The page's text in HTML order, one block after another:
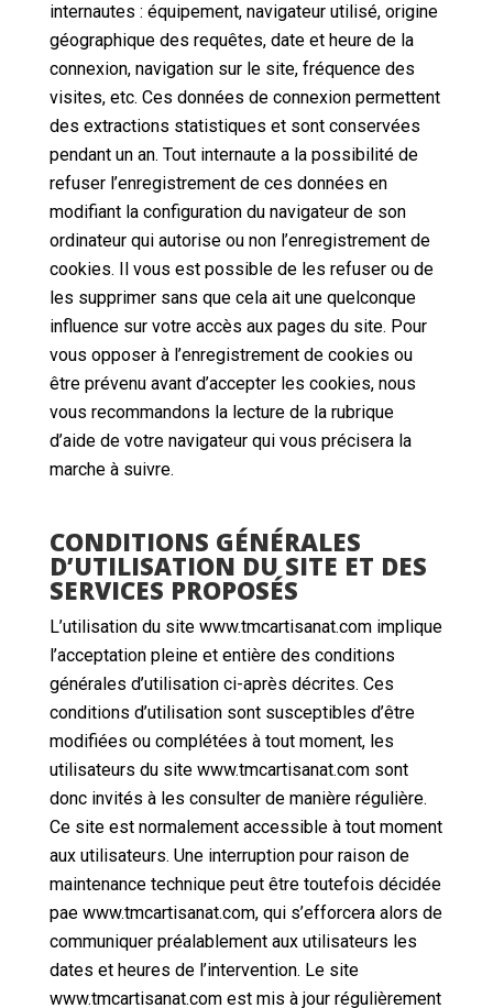
internautes : équipement, navigateur utilisé, origine
géographique des requêtes, date et heure de la
connexion, navigation sur le site, fréquence des
visites, etc. Ces données de connexion permettent
des extractions statistiques et sont conservées
pendant un an. Tout internaute a la possibilité de
refuser l’enregistrement de ces données en
modifiant la configuration du navigateur de son
ordinateur qui autorise ou non l’enregistrement de
cookies. Il vous est possible de les refuser ou de
les supprimer sans que cela ait une quelconque
influence sur votre accès aux pages du site. Pour
vous opposer à l’enregistrement de cookies ou
être prévenu avant d’accepter les cookies, nous
vous recommandons la lecture de la rubrique
d’aide de votre navigateur qui vous précisera la
marche à suivre.
CONDITIONS GÉNÉRALES
D’UTILISATION DU SITE ET DES
SERVICES PROPOSÉS
L’utilisation du site www.tmcartisanat.com implique
l’acceptation pleine et entière des conditions
générales d’utilisation ci-après décrites. Ces
conditions d’utilisation sont susceptibles d’être
modifiées ou complétées à tout moment, les
utilisateurs du site www.tmcartisanat.com sont
donc invités à les consulter de manière régulière.
Ce site est normalement accessible à tout moment
aux utilisateurs. Une interruption pour raison de
maintenance technique peut être toutefois décidée
pae www.tmcartisanat.com, qui s’efforcera alors de
communiquer préalablement aux utilisateurs les
dates et heures de l’intervention. Le site
www.tmcartisanat.com est mis à jour régulièrement